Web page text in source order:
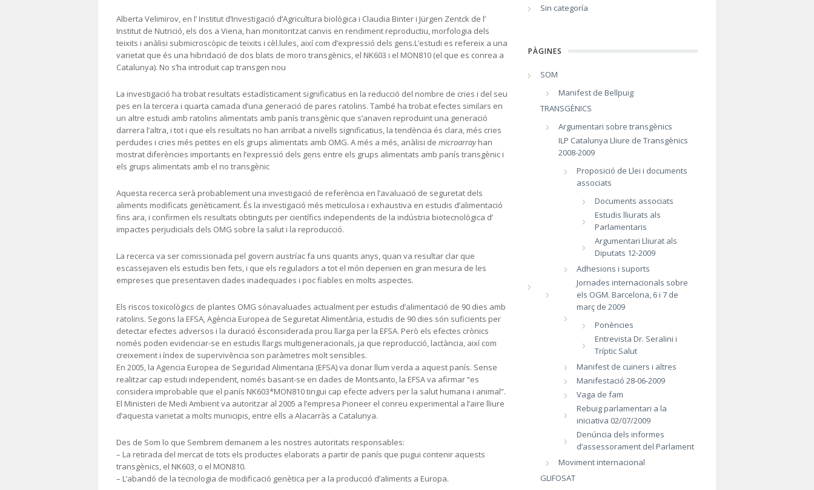
Alberta Velimirov, en l’ Institut d’Investigació d’Agricultura biològica i Claudia Binter i Jürgen Zentck de l’
Institut de Nutrició, els dos a Viena, han monitoritzat canvis en rendiment reproductiu, morfologia dels
teixits i anàlisi submicroscòpic de teixits i cèl.lules, així com d’expressió dels gens.L’estudi es refereix a una
varietat que és una hibridació de dos blats de moro transgènics, el NK603 i el MON810 (el que es conrea a
Catalunya). No s’ha introduit cap transgen nou
La investigació ha trobat resultats estadísticament significatius en la reducció del nombre de cries i del seu
pes en la tercera i quarta camada d’una generació de pares ratolins. També ha trobat efectes similars en
un altre estudi amb ratolins alimentats amb panís transgènic que s’anaven reproduint una generació
darrera l’altra, i tot i que els resultats no han arribat a nivells significatius, la tendència és clara, més cries
perdudes i cries més petites en els grups alimentats amb OMG. A més a més, anàlisi de microarrayhan
mostrat diferències importants en l’expressió dels gens entre els grups alimentats amb panís transgènic i
els grups alimentats amb el no transgènic
Aquesta recerca serà probablement una investigació de referència en l’avaluació de seguretat dels
aliments modificats genèticament. És la investigació més meticulosa i exhaustiva en estudis d’alimentació
fins ara, i confirmen els resultats obtinguts per científics independents de la indústria biotecnològica d’
impactes perjudicials dels OMG sobre la salut i la reproducció.
La recerca va ser comissionada pel govern austríac fa uns quants anys, quan va resultar clar que
escassejaven els estudis ben fets, i que els reguladors a tot el món depenien en gran mesura de les
empreses que presentaven dades inadequades i poc fiables en molts aspectes.
Els riscos toxicològics de plantes OMG sónavaluades actualment per estudis d’alimentació de 90 dies amb
ratolins. Segons la EFSA, Agència Europea de Seguretat Alimentària, estudis de 90 dies són suficients per
detectar efectes adversos i la duració ésconsiderada prou llarga per la EFSA. Però els efectes crònics
només poden evidenciar-se en estudis llargs multigeneracionals, ja que reproducció, lactància, així com
creixement i índex de supervivència son paràmetres molt sensibles.
En 2005, la Agencia Europea de Seguridad Alimentaria (EFSA) va donar llum verda a aquest panís. Sense
realitzar cap estudi independent, només basant-se en dades de Montsanto, la EFSA va afirmar “es
considera improbable que el panís NK603*MON810 tingui cap efecte advers per la salut humana i animal”.
El Ministeri de Medi Ambient va autoritzar al 2005 a l’empresa Pioneer el conreu experimental a l’aire lliure
d’aquesta varietat a molts municipis, entre ells a Alacarràs a Catalunya.
Des de Som lo que Sembrem demanem a les nostres autoritats responsables:
– La retirada del mercat de tots els productes elaborats a partir de panís que pugui contenir aquests
transgènics, el NK603, o el MON810.
– L’abandó de la tecnologia de modificació genètica per a la producció d’aliments a Europa.
Sin categoría
PÀGINES
SOM
Manifest de Bellpuig
TRANSGÈNICS
Argumentari sobre transgènics
ILP Catalunya Lliure de Transgènics
2008-2009
Proposició de Llei i documents
associats
Documents associats
Estudis lliurats als
Parlamentaris
Argumentari Lliurat als
Diputats 12-2009
Adhesions i suports
Jornades internacionals sobre
els OGM. Barcelona, 6 i 7 de
març de 2009
Ponències
Entrevista Dr. Seralini i
Tríptic Salut
Manifest de cuiners i altres
Manifestació 28-06-2009
Vaga de fam
Rebuig parlamentari a la
iniciativa 02/07/2009
Denúncia dels informes
d’assessorament del Parlament
Moviment internacional
GLIFOSAT